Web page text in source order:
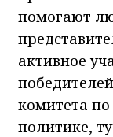
помогают
активное
комитета
политике,